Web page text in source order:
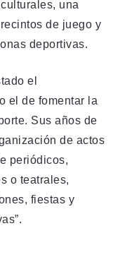
una
de juego y
deportivas.
el
el de fomentar la
Sus años de
de actos
periódicos,
o teatrales,
fiestas y